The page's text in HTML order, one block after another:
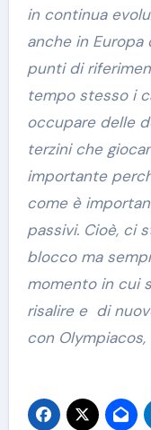
in continua
anche in Europa
punti di
tempo stesso i
occupare delle
terzini che
importante
come è
passivi. Cioè, ci
blocco ma
momento in cui
risalire e di
con